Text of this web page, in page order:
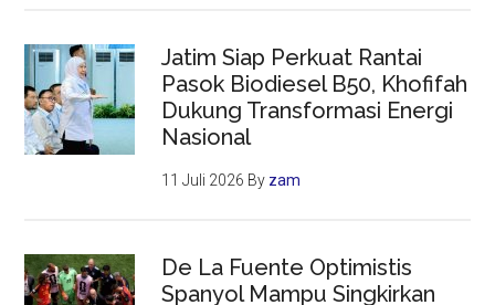
Jatim Siap Perkuat Rantai
Pasok Biodiesel B50, Khofifah
Dukung Transformasi Energi
Nasional
11 Juli 2026 By zam
De La Fuente Optimistis
Spanyol Mampu Singkirkan